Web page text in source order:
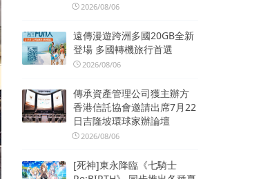
2026/08/06
遠傳漫遊跨洲多國20GB全新
登場 多國轉機旅行首選
2026/08/06
傳承資產管理公司獲主辦方
香港信託協會邀請出席7月22
日吉隆坡環球家辦論壇
2026/08/06
[死神]東永降臨《七騎士